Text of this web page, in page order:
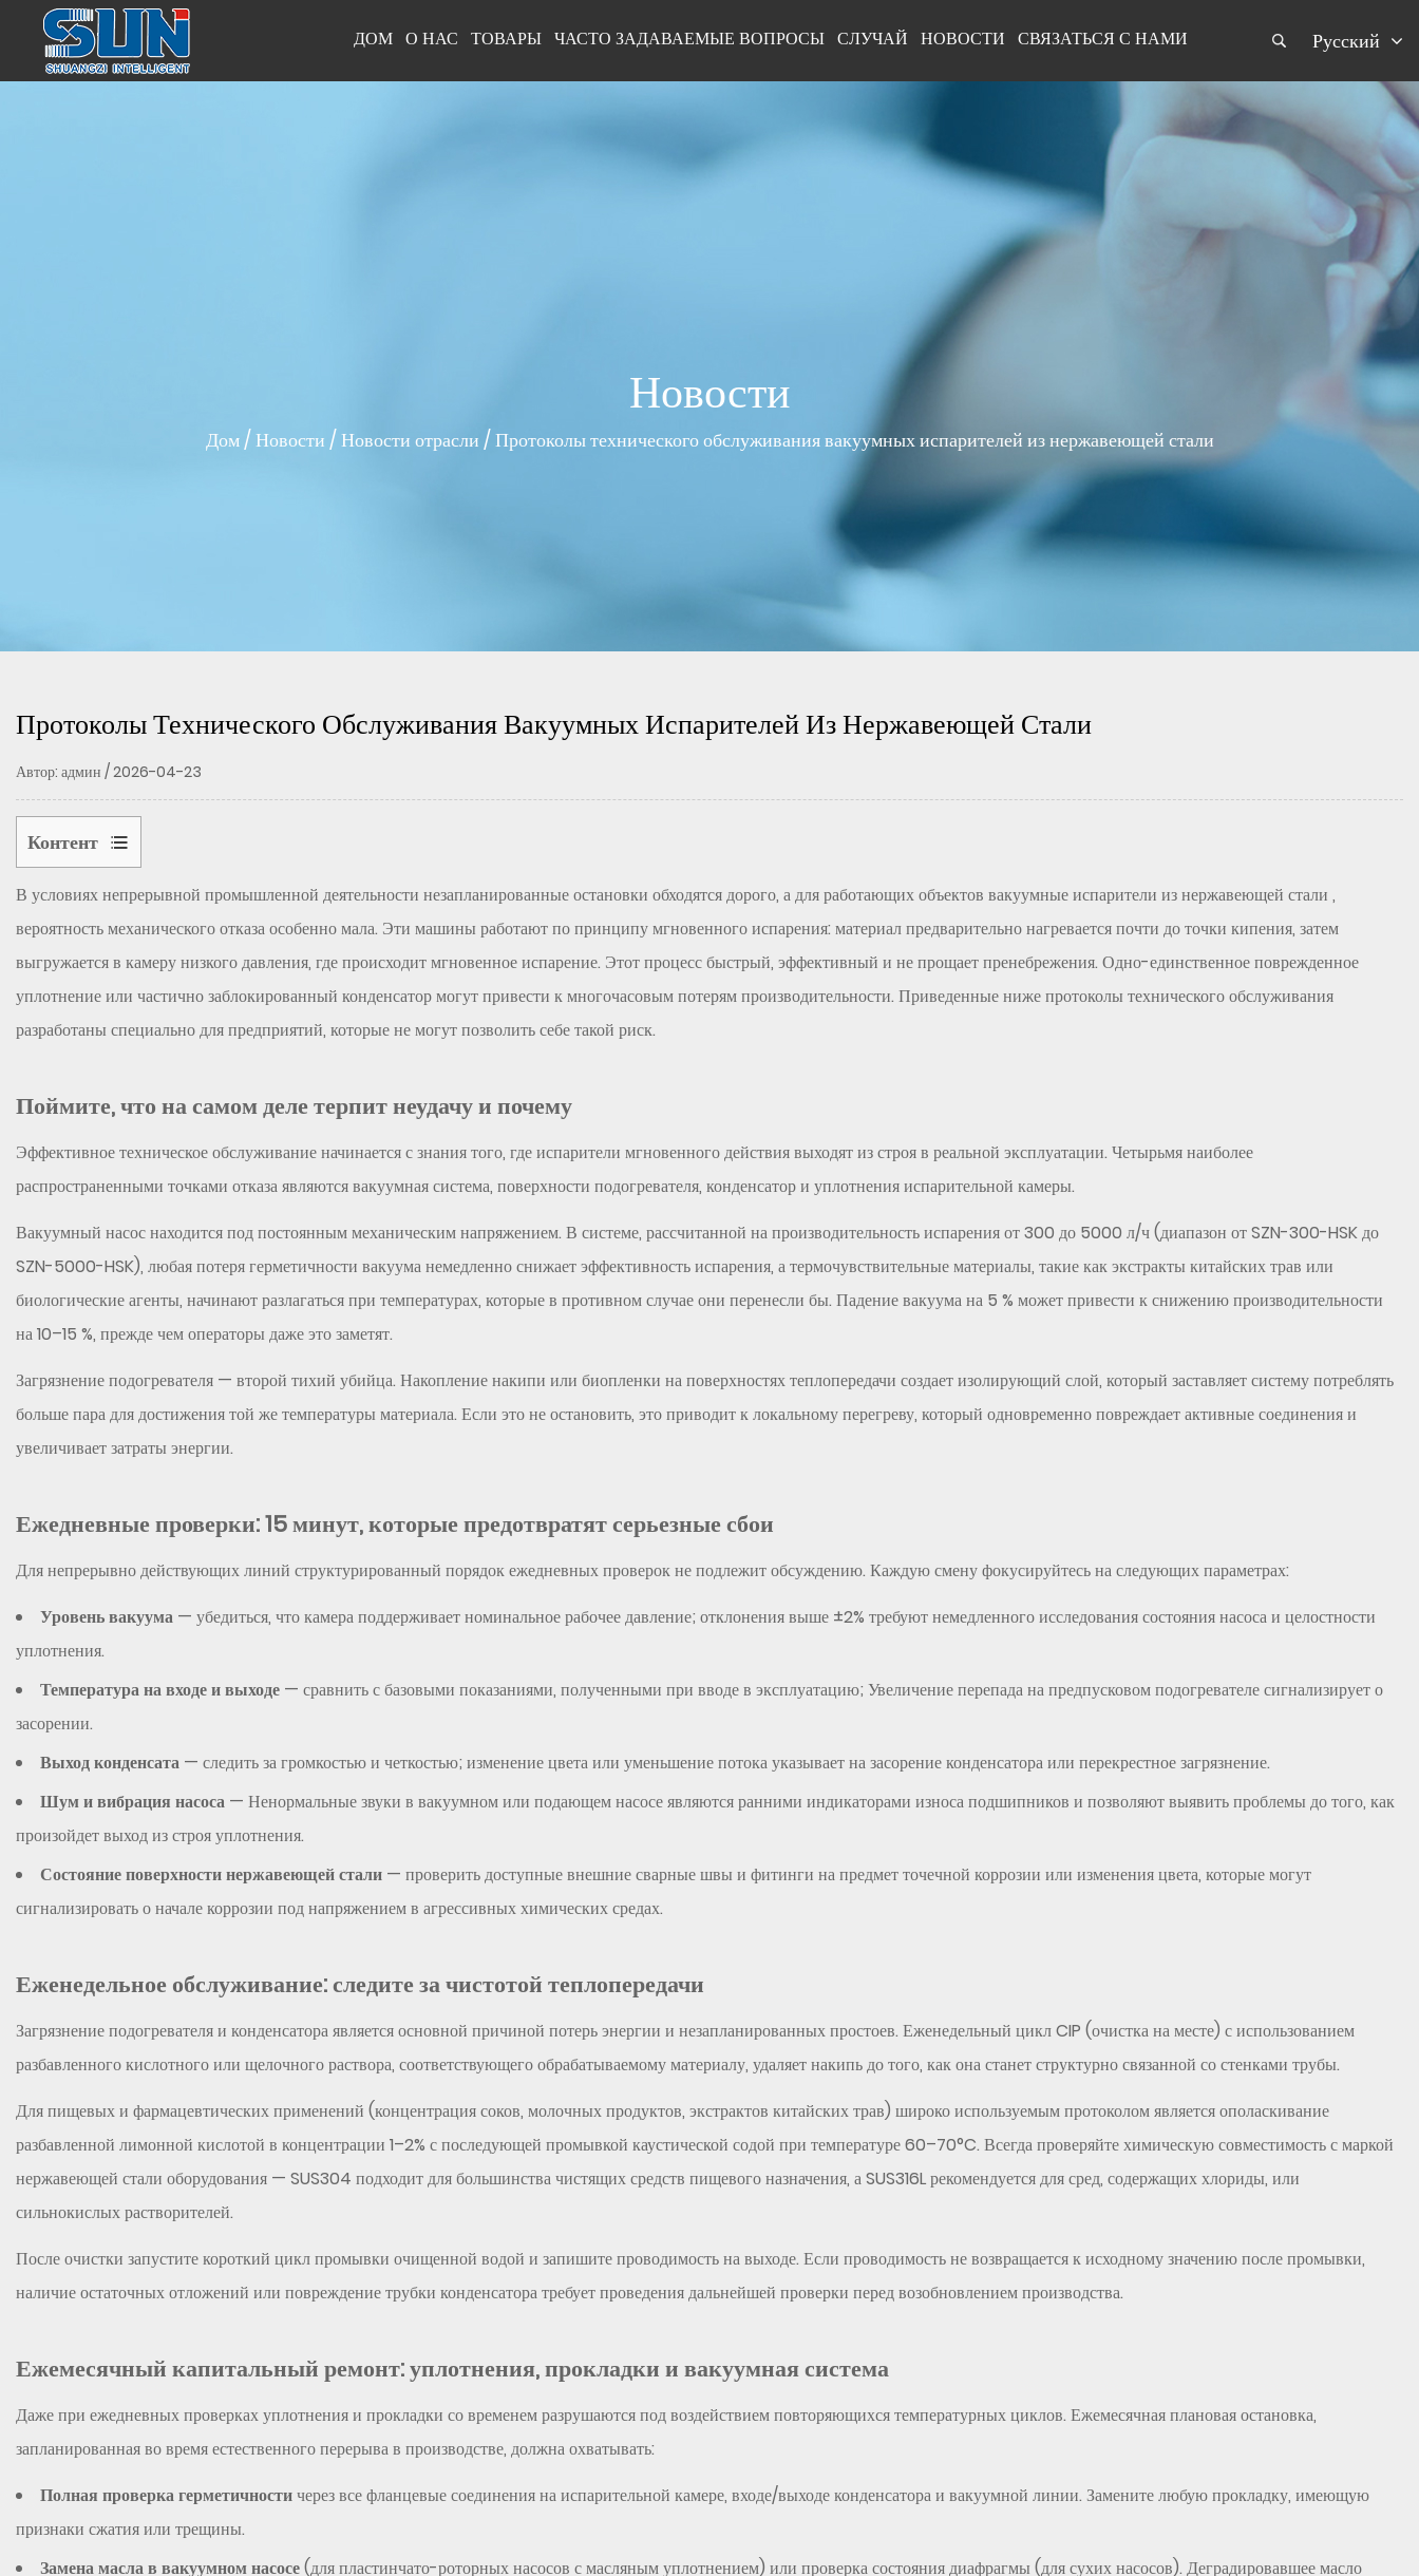
ДОМ О НАС ТОВАРЫ ЧАСТО ЗАДАВАЕМЫЕ ВОПРОСЫ СЛУЧАЙ НОВОСТИ СВЯЗАТЬСЯ С НАМИ Русский
Новости
Дом/Новости /Новости отрасли /Протоколы технического обслуживания вакуумных испарителей из нержавеющей стали
Протоколы Технического Обслуживания Вакуумных Испарителей Из Нержавеющей Стали
Автор: админ / 2026-04-23
Контент
1
Поймите,
что
на
терпит
и
2
Ежедневные
15
минут,
которые
предотвратят
сбои
3
Еженедельное
за
теплопередачи
ремонт:
уплотнения,
прокладки
вакуумная
система
интервалов
обслуживания
Ежегодная
проверка:
целостность
и
долгосрочная
надежность
Методы
эксплуатации,
технического
обслуживания
Заключение
В условиях непрерывной промышленной деятельности незапланированные остановки обходятся дорого, а для работающих объектов вакуумные испарители из нержавеющей стали ,
вероятность механического отказа особенно мала. Эти машины работают по принципу мгновенного испарения: материал предварительно нагревается почти до точки кипения, затем
выгружается в камеру низкого давления, где происходит мгновенное испарение. Этот процесс быстрый, эффективный и не прощает пренебрежения. Одно-единственное поврежденное
уплотнение или частично заблокированный конденсатор могут привести к многочасовым потерям производительности. Приведенные ниже протоколы технического обслуживания
разработаны специально для предприятий, которые не могут позволить себе такой риск.
Поймите, что на самом деле терпит неудачу и почему
Эффективное техническое обслуживание начинается с знания того, где испарители мгновенного действия выходят из строя в реальной эксплуатации. Четырьмя наиболее
распространенными точками отказа являются вакуумная система, поверхности подогревателя, конденсатор и уплотнения испарительной камеры.
Вакуумный насос находится под постоянным механическим напряжением. В системе, рассчитанной на производительность испарения от 300 до 5000 л/ч (диапазон от SZN-300-HSK до
SZN-5000-HSK), любая потеря герметичности вакуума немедленно снижает эффективность испарения, а термочувствительные материалы, такие как экстракты китайских трав или
биологические агенты, начинают разлагаться при температурах, которые в противном случае они перенесли бы. Падение вакуума на 5 % может привести к снижению производительности
на 10–15 %, прежде чем операторы даже это заметят.
Загрязнение подогревателя — второй тихий убийца. Накопление накипи или биопленки на поверхностях теплопередачи создает изолирующий слой, который заставляет систему потреблять
больше пара для достижения той же температуры материала. Если это не остановить, это приводит к локальному перегреву, который одновременно повреждает активные соединения и
увеличивает затраты энергии.
Ежедневные проверки: 15 минут, которые предотвратят серьезные сбои
Для непрерывно действующих линий структурированный порядок ежедневных проверок не подлежит обсуждению. Каждую смену фокусируйтесь на следующих параметрах:
Уровень вакуума — убедиться, что камера поддерживает номинальное рабочее давление; отклонения выше ±2% требуют немедленного исследования состояния насоса и целостности
уплотнения.
Температура на входе и выходе — сравнить с базовыми показаниями, полученными при вводе в эксплуатацию; Увеличение перепада на предпусковом подогревателе сигнализирует о
засорении.
Выход конденсата — следить за громкостью и четкостью; изменение цвета или уменьшение потока указывает на засорение конденсатора или перекрестное загрязнение.
Шум и вибрация насоса — Ненормальные звуки в вакуумном или подающем насосе являются ранними индикаторами износа подшипников и позволяют выявить проблемы до того, как
произойдет выход из строя уплотнения.
Состояние поверхности нержавеющей стали — проверить доступные внешние сварные швы и фитинги на предмет точечной коррозии или изменения цвета, которые могут
сигнализировать о начале коррозии под напряжением в агрессивных химических средах.
Еженедельное обслуживание: следите за чистотой теплопередачи
Загрязнение подогревателя и конденсатора является основной причиной потерь энергии и незапланированных простоев. Еженедельный цикл CIP (очистка на месте) с использованием
разбавленного кислотного или щелочного раствора, соответствующего обрабатываемому материалу, удаляет накипь до того, как она станет структурно связанной со стенками трубы.
Для пищевых и фармацевтических применений (концентрация соков, молочных продуктов, экстрактов китайских трав) широко используемым протоколом является ополаскивание
разбавленной лимонной кислотой в концентрации 1–2% с последующей промывкой каустической содой при температуре 60–70°C. Всегда проверяйте химическую совместимость с маркой
нержавеющей стали оборудования — SUS304 подходит для большинства чистящих средств пищевого назначения, а SUS316L рекомендуется для сред, содержащих хлориды, или
сильнокислых растворителей.
После очистки запустите короткий цикл промывки очищенной водой и запишите проводимость на выходе. Если проводимость не возвращается к исходному значению после промывки,
наличие остаточных отложений или повреждение трубки конденсатора требует проведения дальнейшей проверки перед возобновлением производства.
Ежемесячный капитальный ремонт: уплотнения, прокладки и вакуумная система
Даже при ежедневных проверках уплотнения и прокладки со временем разрушаются под воздействием повторяющихся температурных циклов. Ежемесячная плановая остановка,
запланированная во время естественного перерыва в производстве, должна охватывать:
Полная проверка герметичностичерез все фланцевые соединения на испарительной камере, входе/выходе конденсатора и вакуумной линии. Замените любую прокладку, имеющую
признаки сжатия или трещины.
Замена масла в вакуумном насосе(для пластинчато-роторных насосов с масляным уплотнением) или проверка состояния диафрагмы (для сухих насосов). Деградировавшее масло